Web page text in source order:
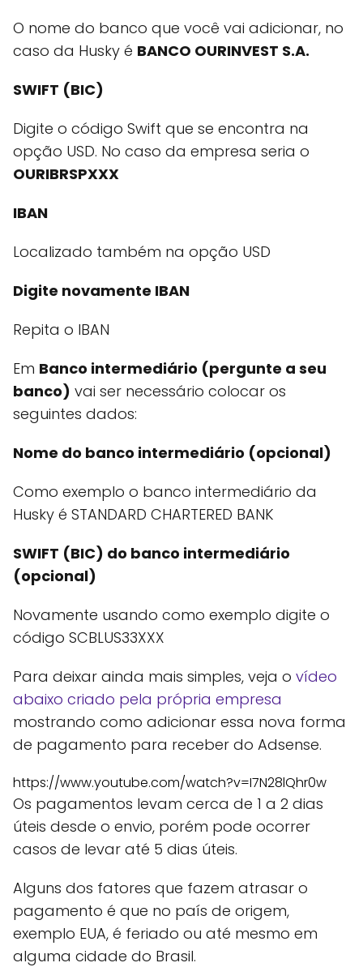
O nome do banco que você vai adicionar, no
caso da Husky é BANCO OURINVEST S.A.
SWIFT (BIC)
Digite o código Swift que se encontra na
opção USD. No caso da empresa seria o
OURIBRSPXXX
IBAN
Localizado também na opção USD
Digite novamente IBAN
Repita o IBAN
Em Banco intermediário (pergunte a seu
banco) vai ser necessário colocar os
seguintes dados:
Nome do banco intermediário (opcional)
Como exemplo o banco intermediário da
Husky é STANDARD CHARTERED BANK
SWIFT (BIC) do banco intermediário
(opcional)
Novamente usando como exemplo digite o
código SCBLUS33XXX
Para deixar ainda mais simples, veja o vídeo
abaixo criado pela própria empresa
mostrando como adicionar essa nova forma
de pagamento para receber do Adsense.
https://www.youtube.com/watch?v=I7N28lQhr0w
Os pagamentos levam cerca de 1 a 2 dias
úteis desde o envio, porém pode ocorrer
casos de levar até 5 dias úteis.
Alguns dos fatores que fazem atrasar o
pagamento é que no país de origem,
exemplo EUA, é feriado ou até mesmo em
alguma cidade do Brasil.